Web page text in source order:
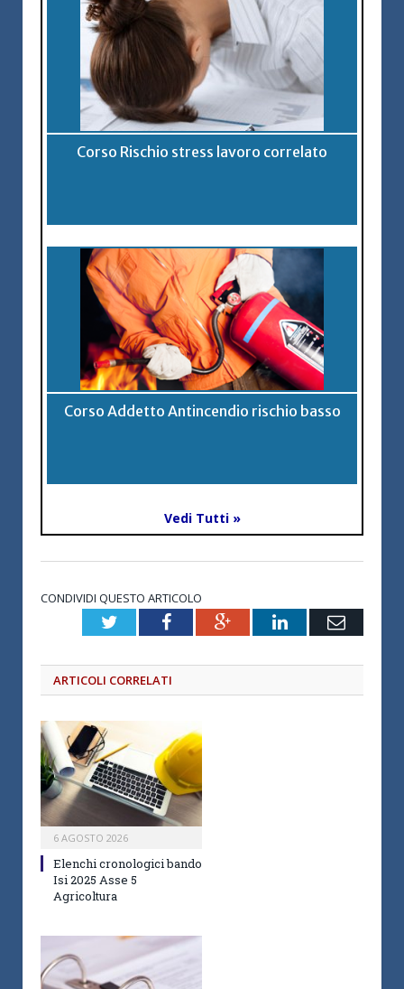
Corso Rischio stress lavoro correlato
Corso Addetto Antincendio rischio basso
Vedi Tutti »
CONDIVIDI QUESTO ARTICOLO
TwitterFacebookGoogle+LinkedInEmail
ARTICOLI CORRELATI
6 AGOSTO 2026
Elenchi cronologici bando
Isi 2025 Asse 5
Agricoltura